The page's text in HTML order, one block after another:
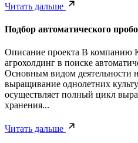
Читать дальше
Подбор автоматического
Описание проекта В компанию
агрохолдинг в поиске
Основным видом деятельности
выращивание однолетних
осуществляет полный цикл
хранения...
Читать дальше